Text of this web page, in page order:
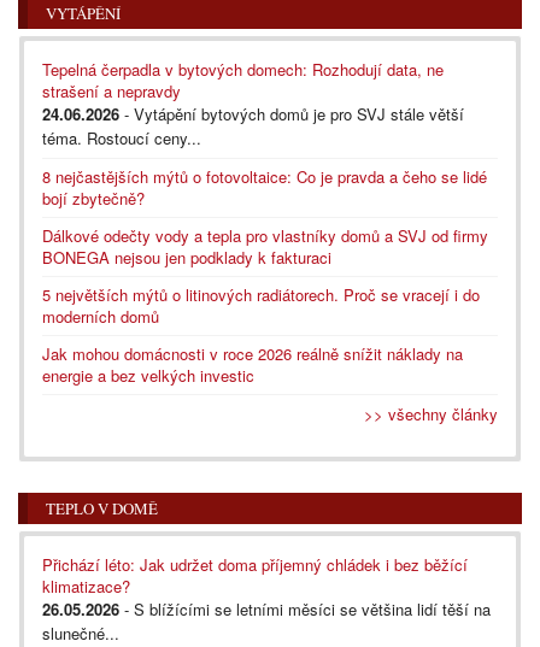
VYTÁPĚNÍ
Tepelná čerpadla v bytových domech: Rozhodují data, ne
strašení a nepravdy
24.06.2026 - Vytápění bytových domů je pro SVJ stále větší
téma. Rostoucí ceny...
8 nejčastějších mýtů o fotovoltaice: Co je pravda a čeho se lidé
bojí zbytečně?
Dálkové odečty vody a tepla pro vlastníky domů a SVJ od firmy
BONEGA nejsou jen podklady k fakturaci
5 největších mýtů o litinových radiátorech. Proč se vracejí i do
moderních domů
Jak mohou domácnosti v roce 2026 reálně snížit náklady na
energie a bez velkých investic
>> všechny články
TEPLO V DOMĚ
Přichází léto: Jak udržet doma příjemný chládek i bez běžící
klimatizace?
26.05.2026 - S blížícími se letními měsíci se většina lidí těší na
slunečné...